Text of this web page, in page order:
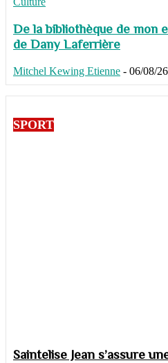
De la bibliothèque de mon
de Dany Laferrière
Mitchel Kewing Etienne - 06/08/26
SPORT
Saintelise Jean s’assure